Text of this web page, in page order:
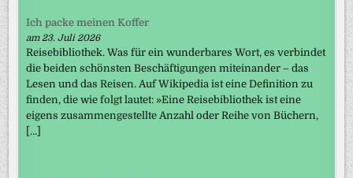
Ich packe meinen Koffer
am 23. Juli 2026
Reisebibliothek. Was für ein wunderbares Wort, es verbindet
die beiden schönsten Beschäftigungen miteinander – das
Lesen und das Reisen. Auf Wikipedia ist eine Definition zu
finden, die wie folgt lautet: »Eine Reisebibliothek ist eine
eigens zusammengestellte Anzahl oder Reihe von Büchern,
[…]